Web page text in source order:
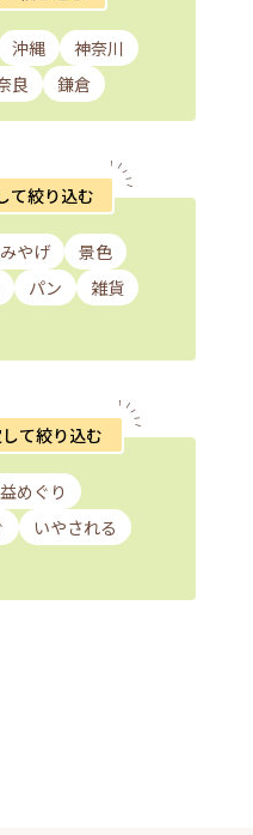
沖縄
神奈川
良 鎌倉
て絞り込む
やげ
景色
パン
雑貨
て絞り込む
めぐり
いやされる